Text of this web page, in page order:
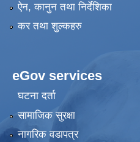
ऐन, कानुन तथा निर्देशिका
कर तथा शुल्कहरु
eGov services
घटना दर्ता
सामाजिक सुरक्षा
नागरिक वडापत्र